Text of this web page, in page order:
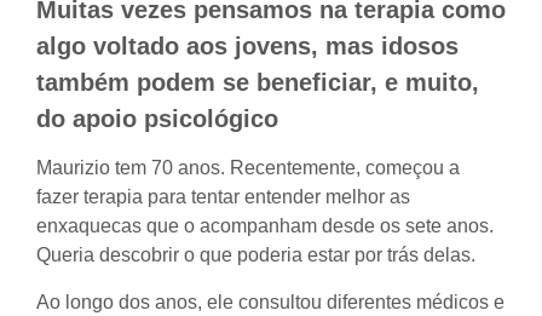
Muitas vezes pensamos na terapia como
algo voltado aos jovens, mas idosos
também podem se beneficiar, e muito,
do apoio psicológico
Maurizio tem 70 anos. Recentemente, começou a
fazer terapia para tentar entender melhor as
enxaquecas que o acompanham desde os sete anos.
Queria descobrir o que poderia estar por trás delas.
Ao longo dos anos, ele consultou diferentes médicos e